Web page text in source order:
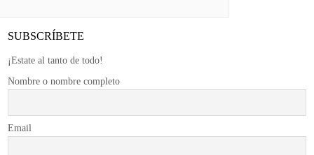
SUBSCRÍBETE
¡Estate al tanto de todo!
Nombre o nombre completo
Email